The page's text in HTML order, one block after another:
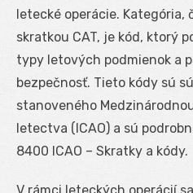
letecké operácie. Kategória,
skratkou CAT, je kód, ktorý
typy letových podmienok a
bezpečnosť. Tieto kódy sú
stanoveného
letectva (ICAO) a sú
8400 ICAO – Skratky a kódy.